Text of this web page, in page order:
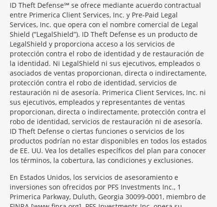
ID Theft Defense℠ se ofrece mediante acuerdo contractual
entre Primerica Client Services, Inc. y Pre-Paid Legal
Services, Inc. que opera con el nombre comercial de Legal
Shield (“LegalShield”). ID Theft Defense es un producto de
LegalShield y proporciona acceso a los servicios de
protección contra el robo de identidad y de restauración de
la identidad. Ni LegalShield ni sus ejecutivos, empleados o
asociados de ventas proporcionan, directa o indirectamente,
protección contra el robo de identidad, servicios de
restauración ni de asesoría. Primerica Client Services, Inc. ni
sus ejecutivos, empleados y representantes de ventas
proporcionan, directa o indirectamente, protección contra el
robo de identidad, servicios de restauración ni de asesoría.
ID Theft Defense o ciertas funciones o servicios de los
productos podrían no estar disponibles en todos los estados
de EE. UU. Vea los detalles específicos del plan para conocer
los términos, la cobertura, las condiciones y exclusiones.
En Estados Unidos, los servicios de asesoramiento e
inversiones son ofrecidos por PFS Investments Inc., 1
Primerica Parkway, Duluth, Georgia 30099-0001, miembro de